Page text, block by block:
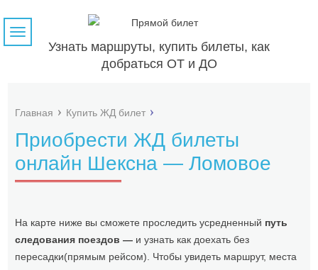
Узнать маршруты, купить билеты, как
добраться ОТ и ДО
Навигация
Главная Купить ЖД билет
Приобрести ЖД билеты
онлайн Шексна — Ломовое
На карте ниже вы сможете проследить усредненный путь
следования поездов — и узнать как доехать без
пересадки(прямым рейсом). Чтобы увидеть маршрут, места